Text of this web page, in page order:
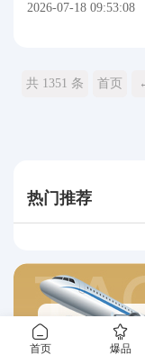
首页 爆品
2026-07-18 09:53:08
共 1351 条 首页
热门推荐